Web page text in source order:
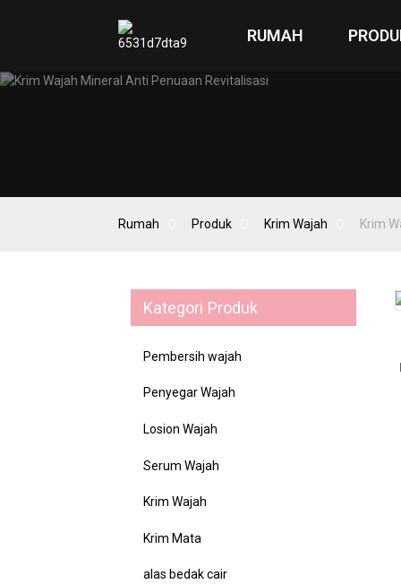
RUMAH
Rumah Produk Krim Wajah Krim
Kategori Produk
Pembersih wajah
Penyegar Wajah
Losion Wajah
Serum Wajah
Krim Wajah
Krim Mata
alas bedak cair
Loading...
Loading...